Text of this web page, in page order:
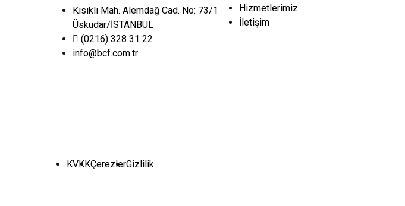
Kısıklı Mah. Alemdağ Cad. No: 73/1
Üsküdar/İSTANBUL
(0216) 328 31 22
info@bcf.com.tr
Hizmetlerimiz
İletişim
KVKKÇerezlerGizlilik